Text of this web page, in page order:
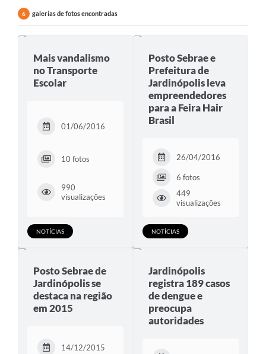
6 galerias de fotos encontradas
Mais vandalismo
no Transporte
Escolar
01/06/2016
10 fotos
990
visualizações
NOTÍCIAS
Posto Sebrae e
Prefeitura de
Jardinópolis leva
empreendedores
para a Feira Hair
Brasil
26/04/2016
6 fotos
449
visualizações
NOTÍCIAS
Posto Sebrae de
Jardinópolis se
destaca na região
em 2015
14/12/2015
Jardinópolis
registra 189 casos
de dengue e
preocupa
autoridades